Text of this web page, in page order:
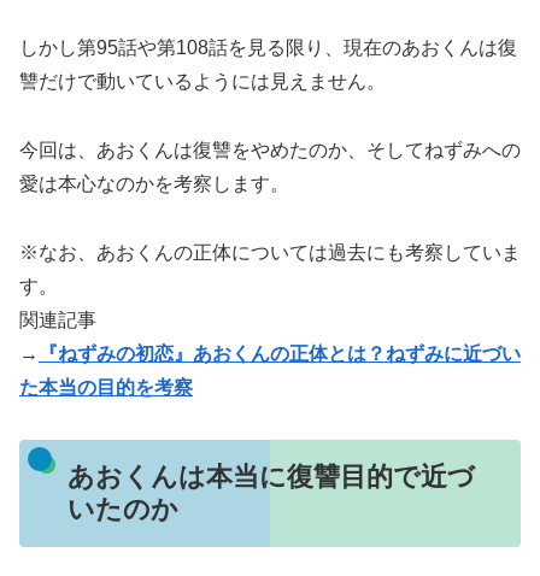
しかし第95話や第108話を見る限り、現在のあおくんは復
讐だけで動いているようには見えません。
今回は、あおくんは復讐をやめたのか、そしてねずみへの
愛は本心なのかを考察します。
※なお、あおくんの正体については過去にも考察していま
す。
関連記事
→
『ねずみの初恋』あおくんの正体とは？ねずみに近づい
た本当の目的を考察
あおくんは本当に復讐目的で近づ
いたのか